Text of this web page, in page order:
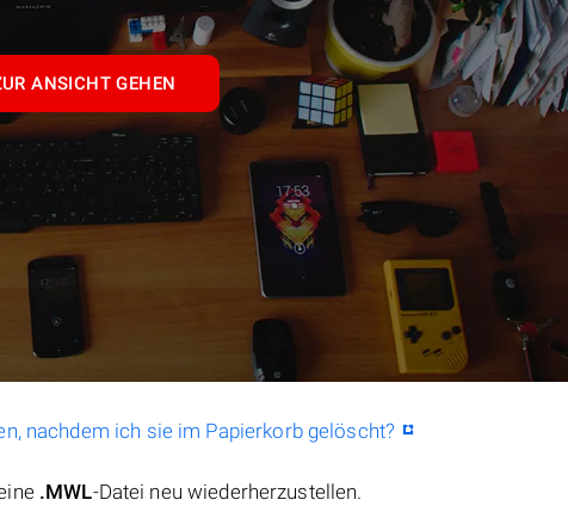
ANSICHT GEHEN
nachdem ich sie im Papierkorb gelöscht?
.MWL-Datei neu wiederherzustellen.